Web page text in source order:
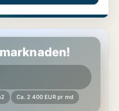
Ca. 2 400 EUR pr md